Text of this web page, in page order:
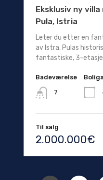
Eksklusiv ny
Pula, Istria
Leter du etter en
av Istra, Pulas
fantastiske, 3-
Badeværelse
7
Til salg
2.000.000€